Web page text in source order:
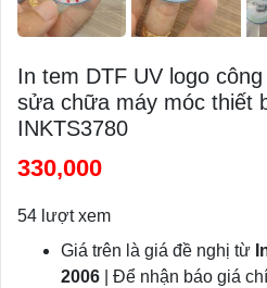
In tem DTF UV logo
sửa chữa máy móc thiết
INKTS3780
330,000
54 lượt xem
Giá trên là giá đề nghị từ
2006 | Để nhận báo giá